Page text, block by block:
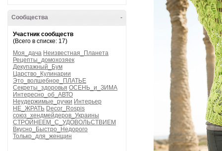
-
Сообщества
Участник сообществ
(Всего в списке: 17)
Моя_дача Неизвестная_Планета
Рецепты_домохозяек
Декупажный_Бум
Царство_Кулинарии
Это_волшебное_ПЛАТЬЕ
Секреты_здоровья ОСЕНЬ_и_ЗИМА
Интересно_об_АВТО
Неудержимые_ручки Интерьер
НЕ_ЖРАТЬ Decor_Rospis
союз_хендмейдеров_Украины
СТРОЙНЕЕМ_С_УДОВОЛЬСТВИЕМ
Вкусно_Быстро_Недорого
Только_для_женщин